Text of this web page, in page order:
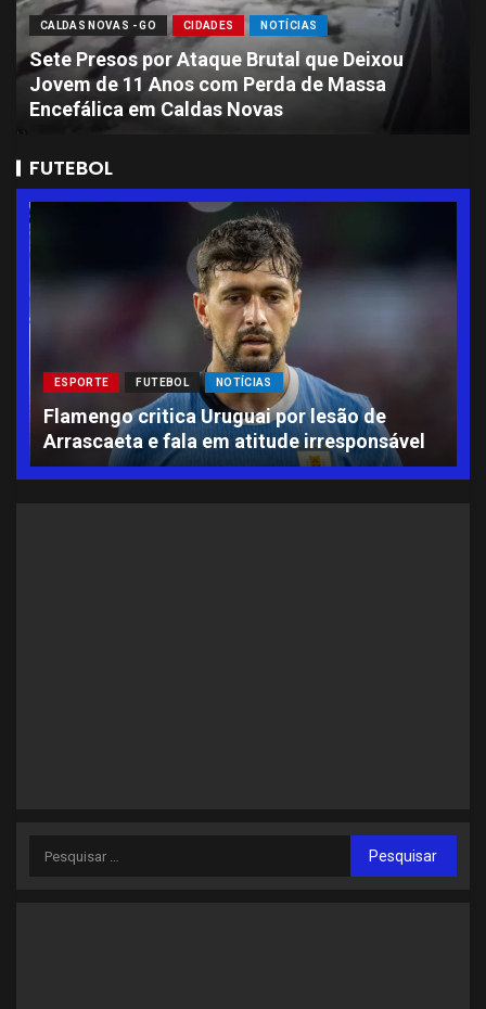
CALDAS NOVAS - GO CIDADES NOTÍCIAS
Sete Presos por Ataque Brutal que Deixou
Jovem de 11 Anos com Perda de Massa
Encefálica em Caldas Novas
FUTEBOL
ESPORTE FUTEBOL NOTÍCIAS
Flamengo critica Uruguai por lesão de
Arrascaeta e fala em atitude irresponsável